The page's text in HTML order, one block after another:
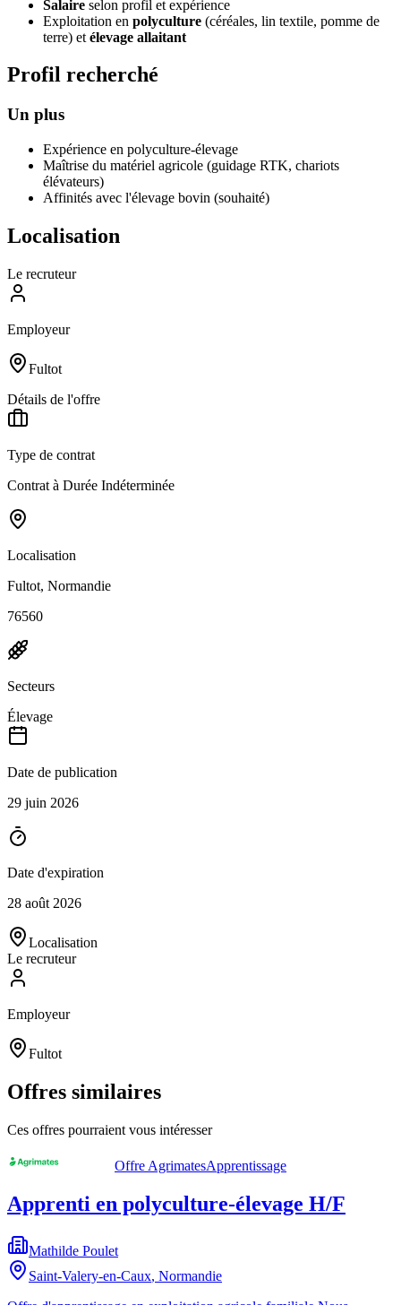
Salaire selon profil et expérience
Exploitation en polyculture (céréales, lin textile, pomme de
terre) et élevage allaitant
Profil recherché
Un plus
Expérience en polyculture-élevage
Maîtrise du matériel agricole (guidage RTK, chariots
élévateurs)
Affinités avec l'élevage bovin (souhaité)
Localisation
Le recruteur
Employeur
Fultot
Détails de l'offre
Type de contrat
Contrat à Durée Indéterminée
Localisation
Fultot, Normandie
76560
Secteurs
Élevage
Date de publication
29 juin 2026
Date d'expiration
28 août 2026
Localisation
Le recruteur
Employeur
Fultot
Offres similaires
Ces offres pourraient vous intéresser
Offre AgrimatesApprentissage
Apprenti en polyculture-élevage H/F
Mathilde Poulet
Saint-Valery-en-Caux, Normandie